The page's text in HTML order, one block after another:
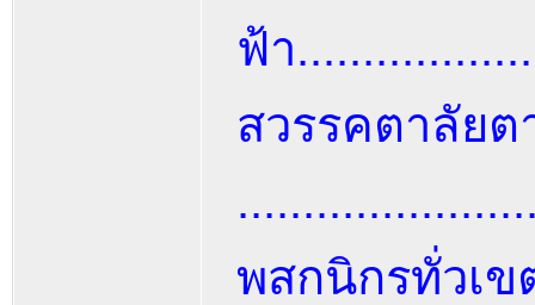
ฟ้า
สวรรคตาลัยต
พสกนิกรทั่วเข